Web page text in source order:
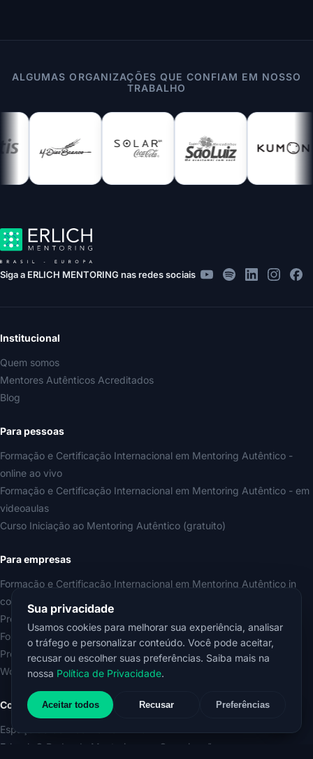
ALGUMAS ORGANIZAÇÕES QUE CONFIAM EM NOSSO
TRABALHO
Siga a ERLICH MENTORING nas redes sociais
Institucional
Quem somos
Mentores Autênticos Acreditados
Blog
Para pessoas
Formação e Certificação Internacional em Mentoring Autêntico -
online ao vivo
Formação e Certificação Internacional em Mentoring Autêntico - em
videoaulas
Curso Iniciação ao Mentoring Autêntico (gratuito)
Para empresas
Formação e Certificação Internacional em Mentoring Autêntico in
company
Programa de Mentoring Organizacional
Formação e Certificação Internacional em Liderança Mentora
Programa de Desenvolvimento de Líderes Mentores
Workshop Líder Mentor do Futuro
Conhecimento
Espaço do Conhecimento ERLICH
E-book O Poder do Mentoring nas Organizações
Sua privacidade
Usamos cookies para melhorar sua experiência, analisar
o tráfego e personalizar conteúdo. Você pode aceitar,
recusar ou escolher suas preferências. Saiba mais na
nossa Política de Privacidade.
Aceitar todos Recusar Preferências